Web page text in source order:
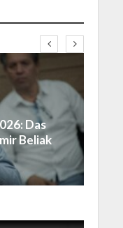
Das
Beliak